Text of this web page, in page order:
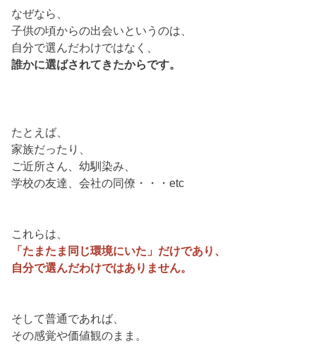
なぜなら、
子供の頃からの出会いというのは、
自分で選んだわけではなく、
誰かに選ばされてきたからです。
たとえば、
家族だったり、
ご近所さん、幼馴染み、
学校の友達、会社の同僚・・・etc
これらは、
「たまたま同じ環境にいた」だけであり、
自分で選んだわけではありません。
そして普通であれば、
その感覚や価値観のまま。